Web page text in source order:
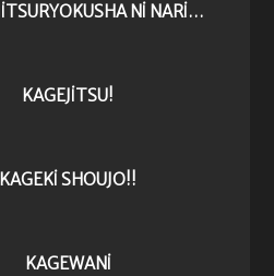
KAGE NO JITSURYOKUSHA NI NARITAKUTE! 2ND SEASON
KAGEJITSU!
KAGEKI SHOUJO!!
KAGEWANI